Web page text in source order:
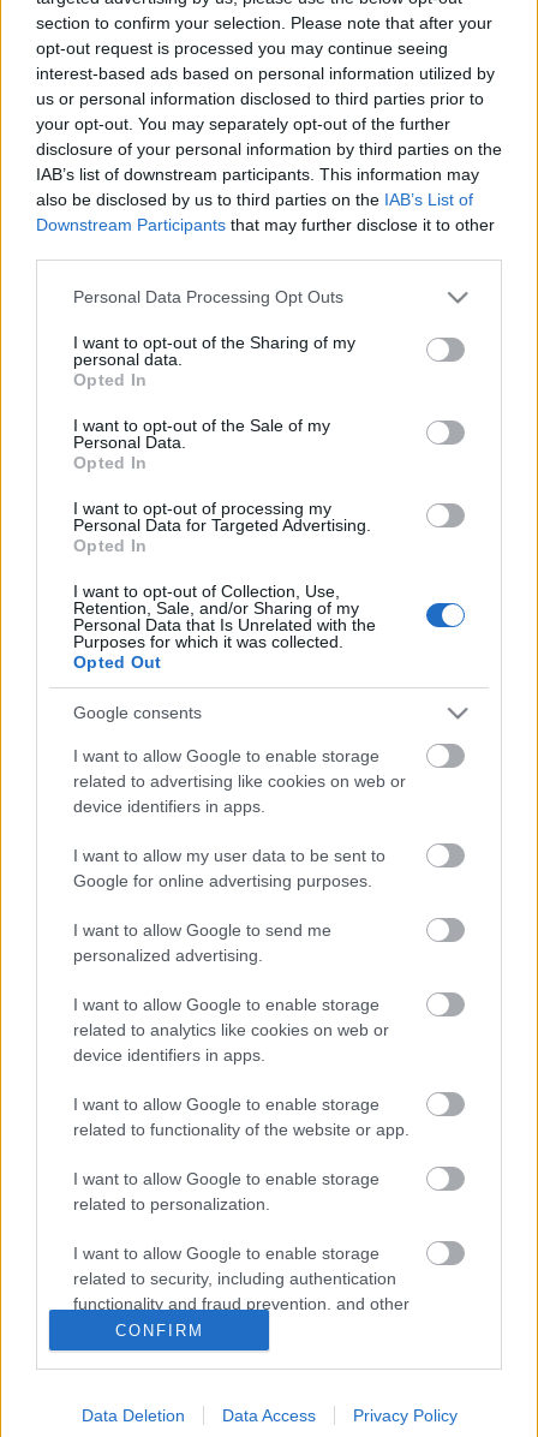
section to confirm your selection. Please note that after your
opt-out request is processed you may continue seeing
interest-based ads based on personal information utilized by
us or personal information disclosed to third parties prior to
your opt-out. You may separately opt-out of the further
disclosure of your personal information by third parties on the
IAB’s list of downstream participants. This information may
also be disclosed by us to third parties on the IAB’s List of
Downstream Participants that may further disclose it to other
Please note that this website/app uses one or more Google
not limited to your visit or usage behaviour. You may click to
grant or deny consent to Google and its third-party tags to
use your data for below specified purposes in below Google
consent section.
Personal Data Processing Opt Outs
I want to opt-out of the Sharing of my
personal data.
Opted In
I want to opt-out of the Sale of my
Personal Data.
Opted In
I want to opt-out of processing my
Personal Data for Targeted Advertising.
Opted In
I want to opt-out of Collection, Use,
Retention, Sale, and/or Sharing of my
Personal Data that Is Unrelated with the
Purposes for which it was collected.
Opted Out
Google consents
I want to allow Google to enable storage
related to advertising like cookies on web or
device identifiers in apps.
I want to allow my user data to be sent to
Google for online advertising purposes.
I want to allow Google to send me
personalized advertising.
I want to allow Google to enable storage
related to analytics like cookies on web or
device identifiers in apps.
I want to allow Google to enable storage
related to functionality of the website or app.
I want to allow Google to enable storage
related to personalization.
I want to allow Google to enable storage
related to security, including authentication
functionality and fraud prevention, and other
user protection.
CONFIRM
Data Deletion Data Access Privacy Policy
szeretnél felajánlani a leendő múzeumba, akkor
tamas.laposa70@gmail.com címre küldj
üzenetet és megbeszéljük a részleteket!
@vintage_toys_ #chinese #toy #retro
#gyerekkor #fyp #magyartiktok
#nekedbelegyen❤️ #foryou #foryoupage
#jatek
#batterytoys #80s #chinatoys
@vintage_toys_ #chinese #toy
#retro
#gyerekkor
#nekedbelegyen❤️
#foryou
#jatek #batterytoys #batterytoys
#80s
#chinatoys
hang - VintageToys
gyűjtemény antik szocialista spiel régiség játék múzeum
socialism elemes játék battery toy bolygókerekes
vintage toy me-621
Ajánlott bejegyzések:
Norma Lunochod-N
Auto-Lux Electric 03
MF-254 Friction Sedan Voiture